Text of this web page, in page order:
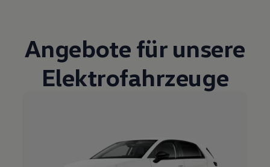
Angebote für unsere
Elektrofahrzeuge